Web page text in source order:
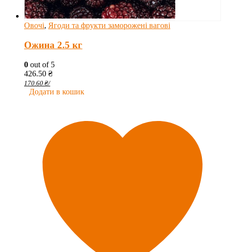
Овочі, Ягоди та фрукти заморожені вагові
Ожина 2.5 кг
0 out of 5
426.50 ₴
170.60 ₴/
Додати в кошик